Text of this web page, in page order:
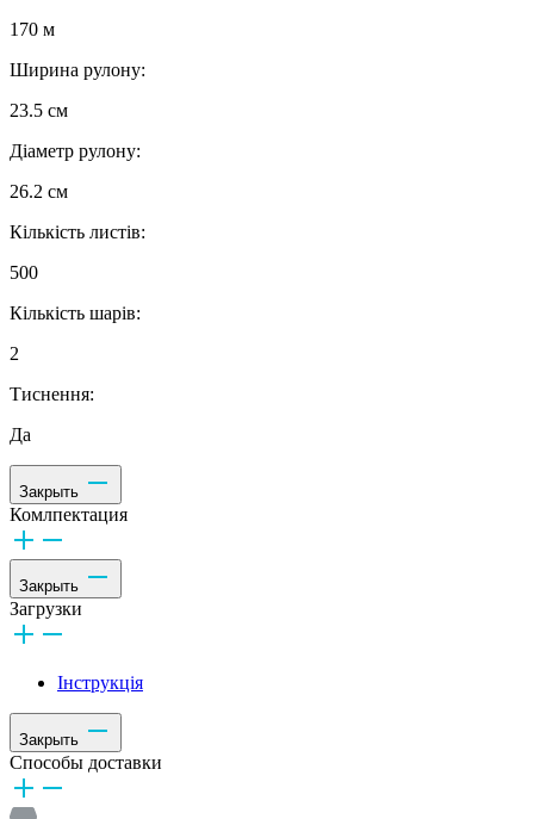
170 м
Ширина рулону:
23.5 см
Діаметр рулону:
26.2 см
Кількість листів:
500
Кількість шарів:
2
Тиснення:
Да
Закрыть
Комлпектация
Закрыть
Загрузки
Інструкція
Закрыть
Способы доставки